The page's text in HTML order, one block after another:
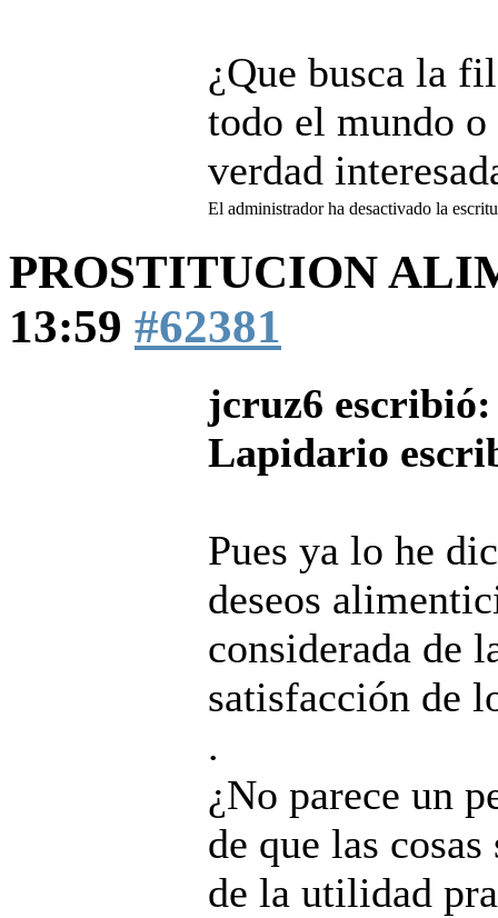
¿Que busca la
todo el mundo
verdad
El administrador ha desactivado la
PROSTITUCION
13:59 #62381
jcruz6 escribió:
Lapidario
Pues ya lo he
deseos
considerada de
satisfacción de
.
¿No parece un
de que las
de la utilidad